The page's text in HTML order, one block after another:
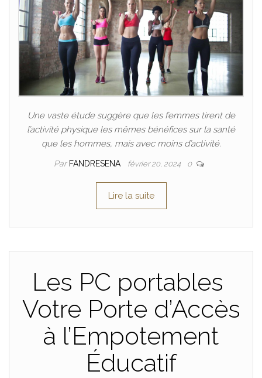
Une vaste étude suggère que les femmes tirent de
l’activité physique les mêmes bénéfices sur la santé
que les hommes, mais avec moins d’activité.
Par FANDRESENA février 20, 2024 0
Lire la suite
Les PC portables
Votre Porte d’Accès
à l’Empotement
Éducatif